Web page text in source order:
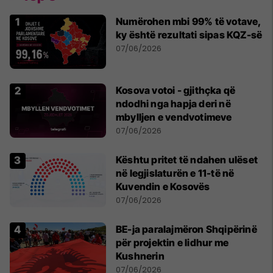
Numërohen mbi 99% të votave,
ky është rezultati sipas KQZ-së
07/06/2026
Kosova votoi - gjithçka që
ndodhi nga hapja deri në
mbylljen e vendvotimeve
07/06/2026
Kështu pritet të ndahen ulëset
në legjislaturën e 11-të në
Kuvendin e Kosovës
07/06/2026
BE-ja paralajmëron Shqipërinë
për projektin e lidhur me
Kushnerin
07/06/2026